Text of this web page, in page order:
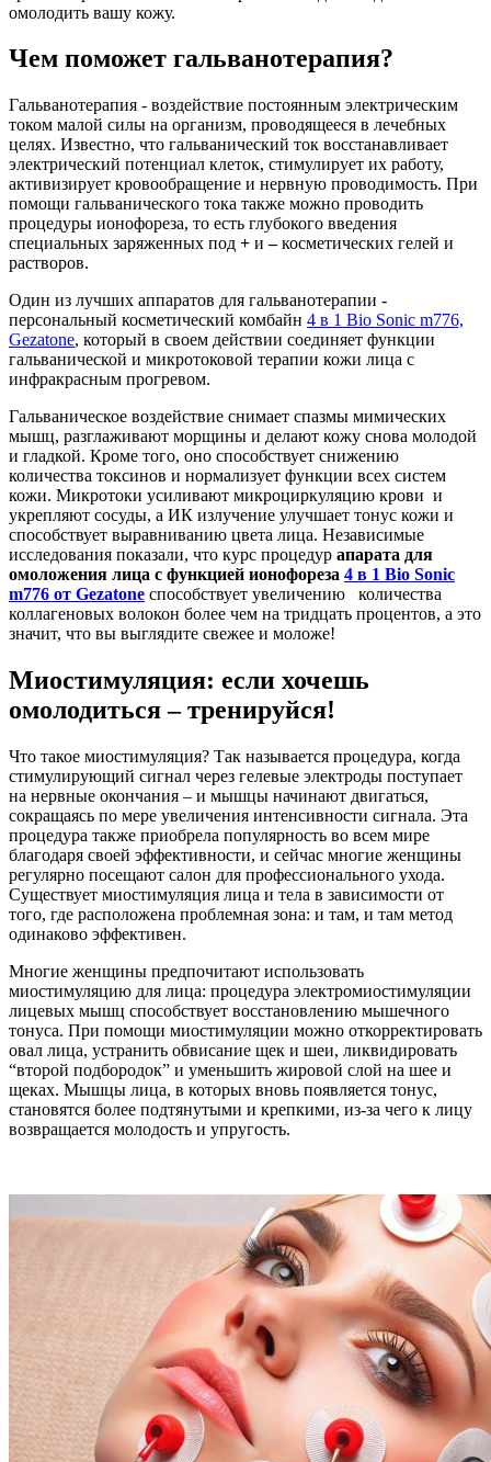
омолодить вашу кожу.
Чем поможет гальванотерапия?
Гальванотерапия - воздействие постоянным электрическим
током малой силы на организм, проводящееся в лечебных
целях. Известно, что гальванический ток восстанавливает
электрический потенциал клеток, стимулирует их работу,
активизирует кровообращение и нервную проводимость. При
помощи гальванического тока также можно проводить
процедуры ионофореза, то есть глубокого введения
специальных заряженных под + и–косметических гелей и
растворов.
Один из лучших аппаратов для гальванотерапии -
персональный косметический комбайн 4 в 1 Bio Sonic m776,
Gezatone, который в своем действии соединяет функции
гальванической и микротоковой терапии кожи лица с
инфракрасным прогревом.
Гальваническое воздействие снимает спазмы мимических
мышц, разглаживают морщины и делают кожу снова молодой
и гладкой. Кроме того, оно способствует снижению
количества токсинов и нормализует функции всех систем
кожи. Микротоки усиливают микроциркуляцию крови и
укрепляют сосуды, а ИК излучение улучшает тонус кожи и
способствует выравниванию цвета лица. Независимые
исследования показали, что курс процедур апарата для
омоложения лица с функцией ионофореза 4 в 1 Bio Sonic
m776 от Gezatone способствует увеличению количества
коллагеновых волокон более чем на тридцать процентов, а это
значит, что вы выглядите свежее и моложе!
Миостимуляция: если хочешь
омолодиться – тренируйся!
Что такое миостимуляция? Так называется процедура, когда
стимулирующий сигнал через гелевые электроды поступает
на нервные окончания – и мышцы начинают двигаться,
сокращаясь по мере увеличения интенсивности сигнала. Эта
процедура также приобрела популярность во всем мире
благодаря своей эффективности, и сейчас многие женщины
регулярно посещают салон для профессионального ухода.
Существует миостимуляция лица и тела в зависимости от
того, где расположена проблемная зона: и там, и там метод
одинаково эффективен.
Многие женщины предпочитают использовать
миостимуляцию для лица: процедура электромиостимуляции
лицевых мышц способствует восстановлению мышечного
тонуса. При помощи миостимуляции можно откорректировать
овал лица, устранить обвисание щек и шеи, ликвидировать
“второй подбородок” и уменьшить жировой слой на шее и
щеках. Мышцы лица, в которых вновь появляется тонус,
становятся более подтянутыми и крепкими, из-за чего к лицу
возвращается молодость и упругость.